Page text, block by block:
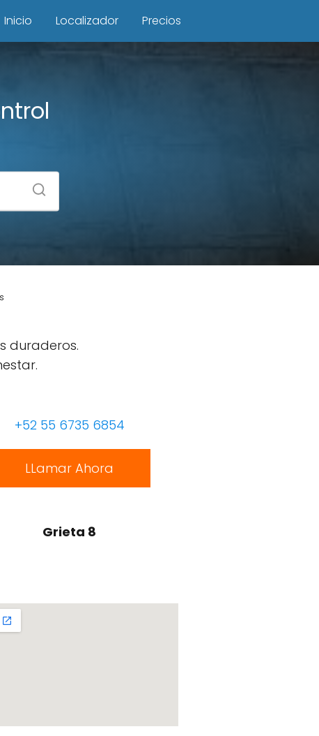
Inicio Localizador Precios
duraderos.
+52 55 6735 6854
LLamar Ahora
Grieta 8